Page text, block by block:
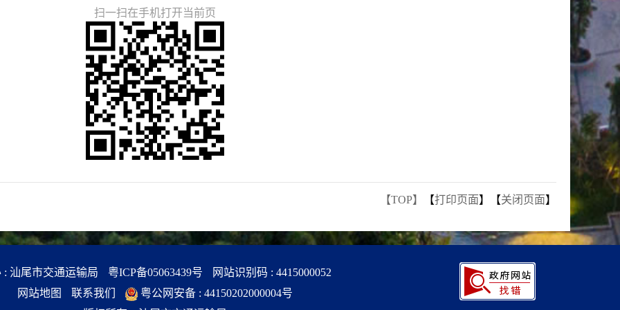
扫一扫在手机打开当前页
【TOP】 【打印页面】【关闭页面】
: 汕尾市交通运输局 粤ICP备05063439号
网站识别码 : 4415000052
网站地图
联系我们
粤公网安备 : 44150202000004号